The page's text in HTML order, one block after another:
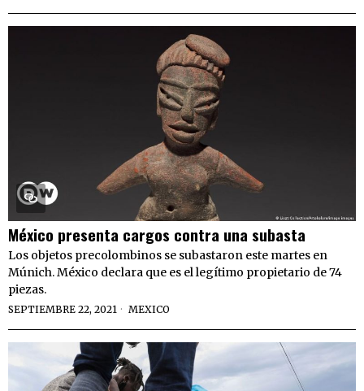
México presenta cargos contra una subasta
Los objetos precolombinos se subastaron este martes en
Múnich. México declara que es el legítimo propietario de 74
piezas.
SEPTIEMBRE 22, 2021 MEXICO